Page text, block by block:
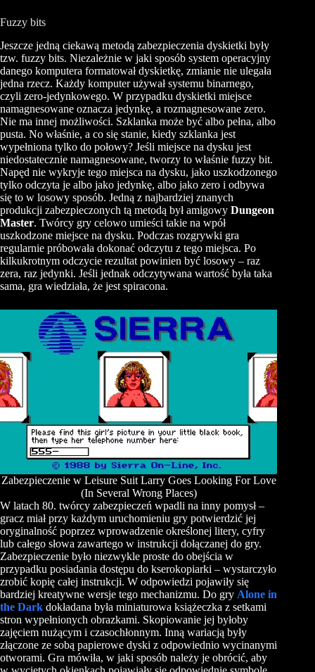
Fuzzy bits
Jeszcze jedną ciekawą metodą zabezpieczenia dyskietki były
tzw. fuzzy bits. Niezależnie w jaki sposób system operacyjny
danego komputera formatował dyskietkę, zmianie nie ulegała
jedna rzecz. Każdy komputer używał systemu binarnego,
czyli zero-jedynkowego. W przypadku dyskietki miejsce
namagnesowane oznacza jedynkę, a rozmagnesowane zero.
Nie ma innej możliwości. Szklanka może być albo pełna, albo
pusta. No właśnie, a co się stanie, kiedy szklanka jest
wypełniona tylko do połowy? Jeśli miejsce na dysku jest
niedostatecznie namagnesowane, tworzy to właśnie fuzzy bit.
Napęd nie wykryje tego miejsca na dysku, jako uszkodzonego
tylko odczyta je albo jako jedynkę, albo jako zero i odbywa
się to w losowy sposób. Jedną z najbardziej znanych
produkcji zabezpieczonych tą metodą był amigowy Dungeon
Master. Twórcy gry celowo umieści takie na wpół
uszkodzone miejsce na dysku. Podczas rozgrywki gra
regularnie próbowała dokonać odczytu z tego miejsca. Po
kilkukrotnym odczycie rezultat powinien być losowy – raz
zera, raz jedynki. Jeśli jednak odczytywana wartość była taka
sama, gra wiedziała, że jest spiracona.
Zabezpieczenie w Leisure Suit Larry Goes Looking For Love
(In Several Wrong Places)
W latach 80. twórcy zabezpieczeń wpadli na inny pomysł –
gracz miał przy każdym uruchomieniu gry potwierdzić jej
oryginalność poprzez wprowadzenie określonej litery, cyfry
lub całego słowa zawartego w instrukcji dołączanej do gry.
Zabezpieczenie było niezwykle proste do obejścia w
przypadku posiadania dostępu do kserokopiarki – wystarczyło
zrobić kopię całej instrukcji. W odpowiedzi pojawiły się
bardziej kreatywne wersje tego mechanizmu. Do gry Alone in
the Dark dokładana była miniaturowa książeczka z setkami
stron wypełnionych obrazkami. Skopiowanie jej byłoby
zajęciem nużącym i czasochłonnym. Inną wariacją były
złączone ze sobą papierowe dyski z odpowiednio wycinanymi
otworami. Gra mówiła, w jaki sposób należy je obrócić, aby